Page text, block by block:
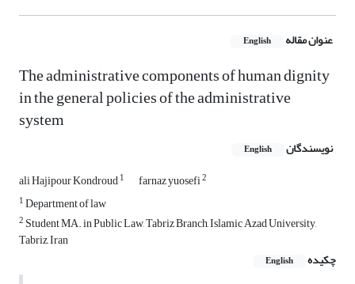
عنوان مقاله English
The administrative components of human dignity
in the general policies of the administrative
system
نویسندگان English
ali Hajipour Kondroud1 farnaz yuosefi2
1Department of law
2 Student MA. in Public Law, Tabriz Branch, Islamic Azad University,
Tabriz, Iran
چکیده
English